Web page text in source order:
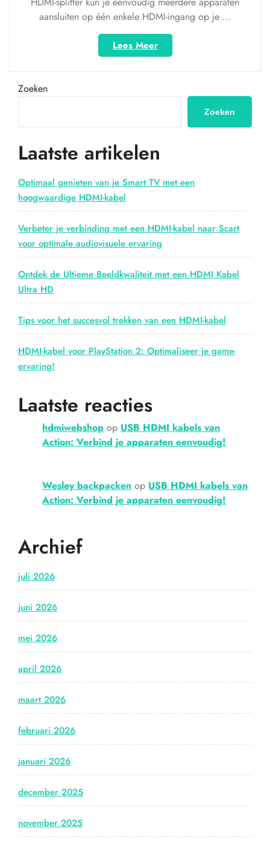
aansluiten op één enkele HDMI-ingang op je …
Lees Meer“Profiteer
nu
van
HDMI
actie
HDMIwebshop.nl!”
Zoeken
Zoeken
Laatste artikelen
Optimaal genieten van je Smart TV met een
hoogwaardige HDMI-kabel
Verbeter je verbinding met een HDMI-kabel naar Scart
voor optimale audiovisuele ervaring
Ontdek de Ultieme Beeldkwaliteit met een HDMI Kabel
Ultra HD
Tips voor het succesvol trekken van een HDMI-kabel
HDMI-kabel voor PlayStation 2: Optimaliseer je game-
ervaring!
Laatste reacties
hdmiwebshop op USB HDMI kabels van
Action: Verbind je apparaten eenvoudig!
Wesley backpacken op USB HDMI kabels van
Action: Verbind je apparaten eenvoudig!
Archief
juli 2026
juni 2026
mei 2026
april 2026
maart 2026
februari 2026
januari 2026
december 2025
november 2025